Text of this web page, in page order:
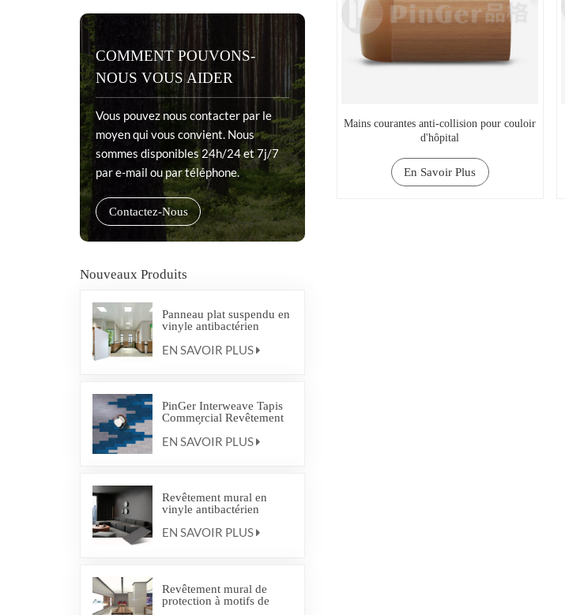
COMMENT POUVONS-
NOUS VOUS AIDER
Vous pouvez nous contacter par le
moyen qui vous convient. Nous
sommes disponibles 24h/24 et 7j/7
par e-mail ou par téléphone.
Contactez-Nous
Nouveaux Produits
Panneau plat suspendu en
vinyle antibactérien
EN SAVOIR PLUS
PinGer Interweave Tapis
Commercial Revêtement
de Moquette à
EN SAVOIR PLUS
Revêtement mural en
vinyle antibactérien
EN SAVOIR PLUS
Revêtement mural de
protection à motifs de
Mains courantes anti-collision pour couloir
d'hôpital
En Savoir Plus